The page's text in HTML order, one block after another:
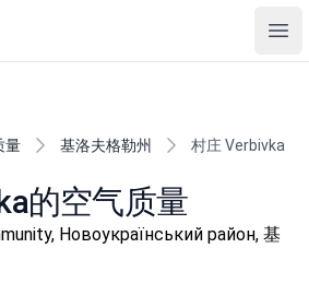
量 基洛夫格勒州 村庄 Verbivka
的空气质量
Новоукраїнський район, 基